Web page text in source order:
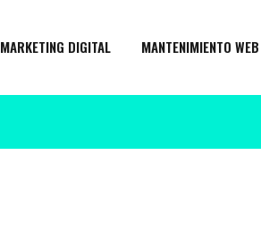
MARKETING DIGITAL MANTENIMIENTO WEB